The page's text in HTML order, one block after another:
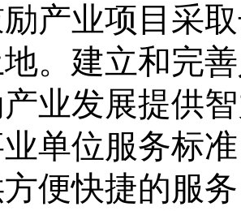
产业项目采
。建立和完
业发展提供
单位服务标准
便快捷的服